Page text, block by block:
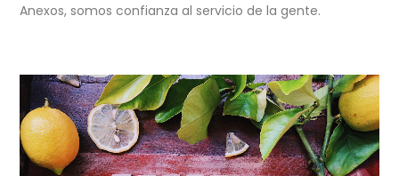
Anexos, somos confianza al servicio de la gente.